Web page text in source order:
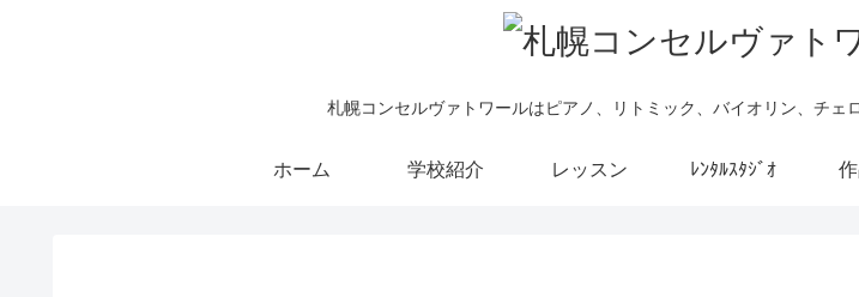
札幌コンセルヴァトワールはピアノ、リトミック、バイオリン、チェ
ホーム 学校紹介 レッスン ﾚﾝﾀﾙｽﾀｼﾞｵ